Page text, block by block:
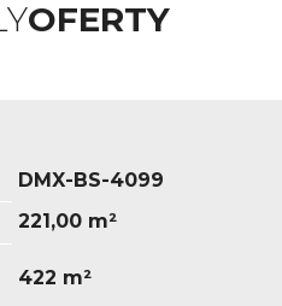
OFERTY
DMX-BS-4099
221,00 m²
422 m²